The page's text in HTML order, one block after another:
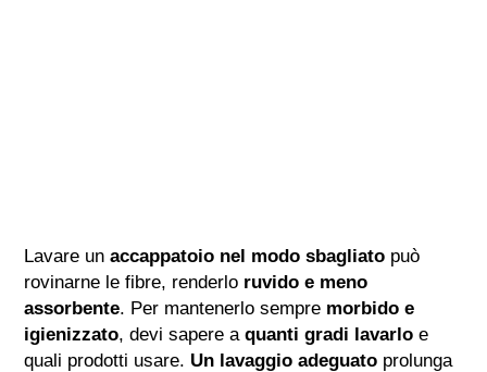
Lavare unaccappatoio nel modo sbagliato può
rovinarne le fibre, renderlo ruvido e meno
assorbente. Per mantenerlo sempre morbido e
igienizzato, devi sapere aquanti gradi lavarlo e
quali prodotti usare. Un lavaggio adeguato prolunga